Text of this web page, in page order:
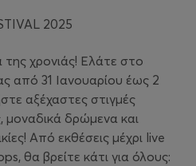
2025
χρονιάς! Ελάτε στο
από 31 Ιανουαρίου έως 2
αξέχαστες στιγμές
μοναδικά δρώμενα και
Από εκθέσεις μέχρι live
θα βρείτε κάτι για όλους: